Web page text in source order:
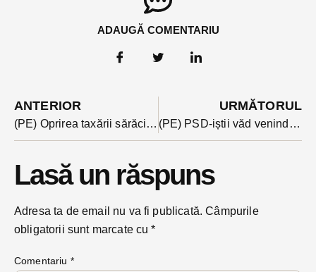
ADAUGĂ COMENTARIU
ANTERIOR
(PE) Oprirea taxării sărăciei, unul dintre cele zece proiecte pentru România susținute de Dan Barna
URMĂTORUL
(PE) PSD-iștii văd venind cea mai mare înfrângere de după Revoluție
Lasă un răspuns
Adresa ta de email nu va fi publicată. Câmpurile
obligatorii sunt marcate cu*
Comentariu *